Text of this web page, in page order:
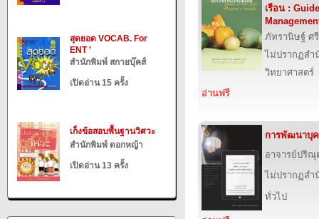
สุดยอด VOCAB. For
ENT '
สำนักพิมพ์ สกายบุ๊คส์
เปิดอ่าน 15 ครั้ง
เก็งข้อสอบพื้นฐานวิศวะ
สำนักพิมพ์ ดอกหญ้า
เปิดอ่าน 13 ครั้ง
เรือน :
ภัทรานิษฐ์ ศ
ไม่ปรากฏส
วิทยาศาสตร์
อ่านฟรี
การพัฒนาบุค
อาจารย์ปริ
ไม่ปรากฏส
ทั่วไป